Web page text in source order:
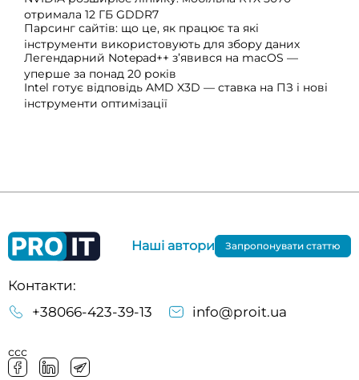
отримала 12 ГБ GDDR7
Парсинг сайтів: що це, як працює та які
інструменти використовують для збору даних
Легендарний Notepad++ з’явився на macOS —
уперше за понад 20 років
Intel готує відповідь AMD X3D — ставка на ПЗ і нові
інструменти оптимізації
Контакти:
+38066-423-39-13
info@proit.ua
ссс
Наші автори Запропонувати статтю